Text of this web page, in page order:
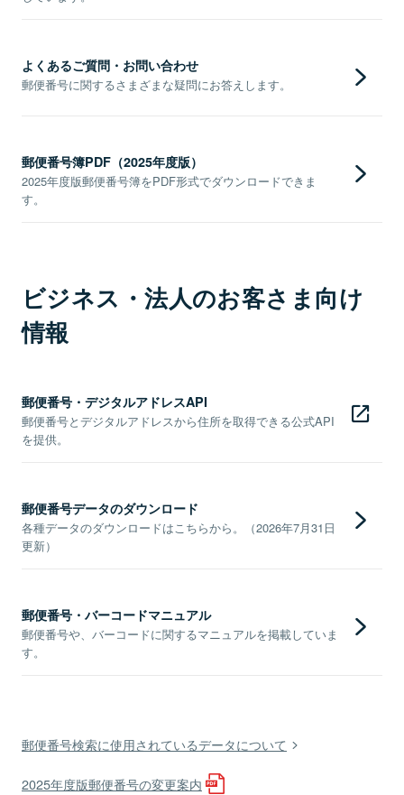
よくあるご質問・お問い合わせ
郵便番号に関するさまざまな疑問にお答えします。
郵便番号簿PDF（2025年度版）
2025年度版郵便番号簿をPDF形式でダウンロードできま
す。
ビジネス・法人のお客さま向け
情報
郵便番号・デジタルアドレスAPI
郵便番号とデジタルアドレスから住所を取得できる公式API
を提供。
郵便番号データのダウンロード
各種データのダウンロードはこちらから。（2026年7月31日
更新）
郵便番号・バーコードマニュアル
郵便番号や、バーコードに関するマニュアルを掲載していま
す。
郵便番号検索に使用されているデータについて
2025年度版郵便番号の変更案内